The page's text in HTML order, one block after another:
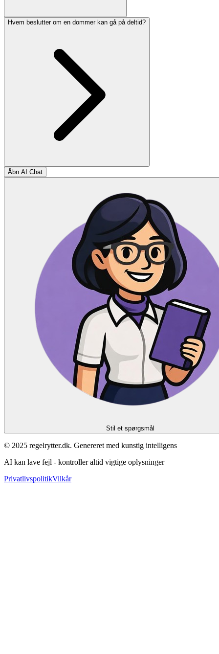
Hvem beslutter om en dommer kan gå på deltid?
Åbn AI Chat
Stil et spørgsmål
© 2025 regelrytter.dk. Genereret med kunstig intelligens
AI kan lave fejl - kontroller altid vigtige oplysninger
PrivatlivspolitikVilkår